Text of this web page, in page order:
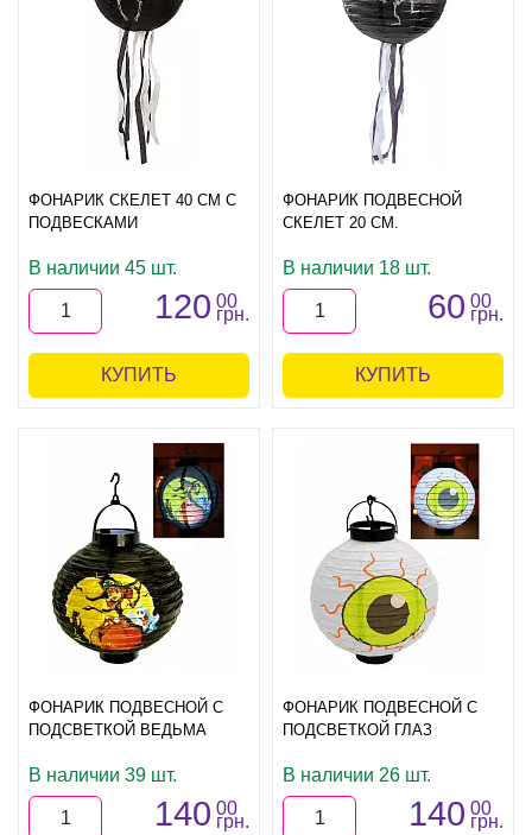
ФОНАРИК СКЕЛЕТ 40 СМ С
ПОДВЕСКАМИ
В наличии 45 шт.
120 00
грн.
КУПИТЬ
ФОНАРИК ПОДВЕСНОЙ
СКЕЛЕТ 20 СМ.
В наличии 18 шт.
60 00
грн.
КУПИТЬ
ФОНАРИК ПОДВЕСНОЙ С
ПОДСВЕТКОЙ ВЕДЬМА
В наличии 39 шт.
140 00
грн.
ФОНАРИК ПОДВЕСНОЙ С
ПОДСВЕТКОЙ ГЛАЗ
В наличии 26 шт.
140 00
грн.